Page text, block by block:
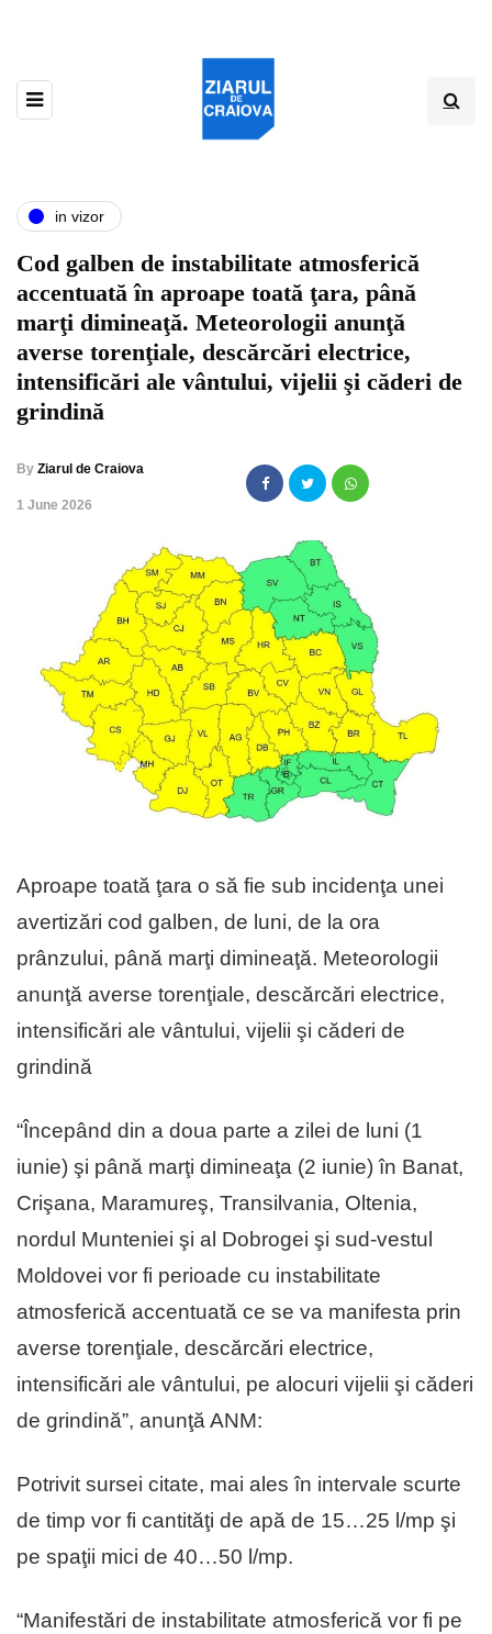
in vizor
Cod galben de instabilitate atmosferică
accentuată în aproape toată ţara, până
marţi dimineaţă. Meteorologii anunţă
averse torenţiale, descărcări electrice,
intensificări ale vântului, vijelii şi căderi de
grindină
By Ziarul de Craiova
,1 June 2026
Aproape toată ţara o să fie sub incidenţa unei
avertizări cod galben, de luni, de la ora
prânzului, până marţi dimineaţă. Meteorologii
anunţă averse torenţiale, descărcări electrice,
intensificări ale vântului, vijelii şi căderi de
grindină
“Începând din a doua parte a zilei de luni (1
iunie) şi până marţi dimineaţa (2 iunie) în Banat,
Crişana, Maramureş, Transilvania, Oltenia,
nordul Munteniei şi al Dobrogei şi sud-vestul
Moldovei vor fi perioade cu instabilitate
atmosferică accentuată ce se va manifesta prin
averse torenţiale, descărcări electrice,
intensificări ale vântului, pe alocuri vijelii şi căderi
de grindină”, anunţă ANM:
Potrivit sursei citate, mai ales în intervale scurte
de timp vor fi cantităţi de apă de 15…25 l/mp şi
pe spaţii mici de 40…50 l/mp.
“Manifestări de instabilitate atmosferică vor fi pe